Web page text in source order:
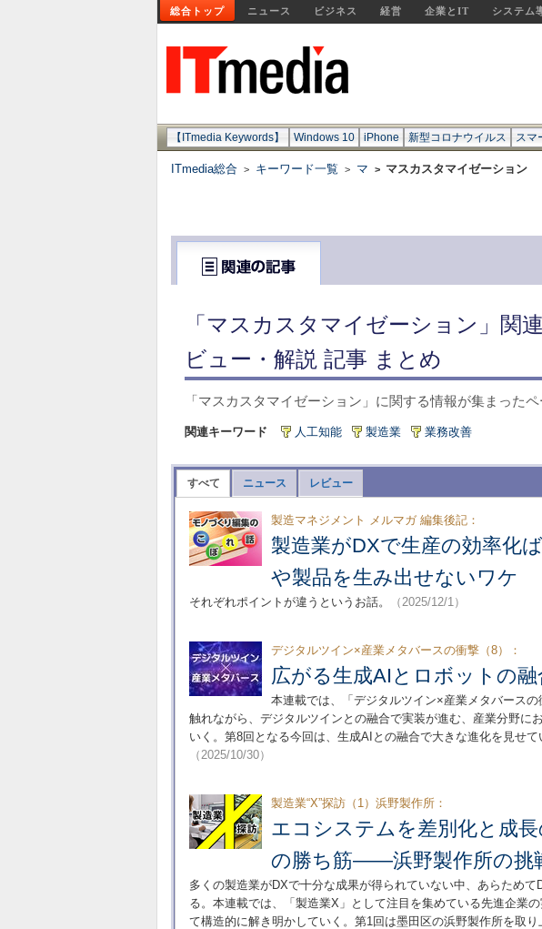
総合トップ ニュース ビジネス 経営 企業とIT システム
【ITmedia Keywords】 Windows 10 iPhone 新型コロナウイルス スマ
ITmedia総合 > キーワード一覧 > マ > マスカスタマイゼーション
「マスカスタマイゼーション」関
ビュー・解説 記事 まとめ
「マスカスタマイゼーション」に関する情報が集まったペ
関連キーワード 人工知能 製造業 業務改善
すべて ニュース レビュー
製造マネジメント メルマガ 編集後記：
製造業がDXで生産の効率化
や製品を生み出せないワケ
それぞれポイントが違うというお話。 （2025/12/1）
デジタルツイン×産業メタバースの衝撃（8）：
広がる生成AIとロボットの
本連載では、「デジタルツイン×産業メタバース
触れながら、デジタルツインとの融合で実装が進む、産業分野に
いく。第8回となる今回は、生成AIとの融合で大きな進化を見せて
（2025/10/30）
製造業“X”探訪（1）浜野製作所：
エコシステムを差別化と成
の勝ち筋――浜野製作所の挑
多くの製造業がDXで十分な成果が得られていない中、あらため
る。本連載では、「製造業X」として注目を集めている先進企業
て構造的に解き明かしていく。第1回は墨田区の浜野製作所を取り